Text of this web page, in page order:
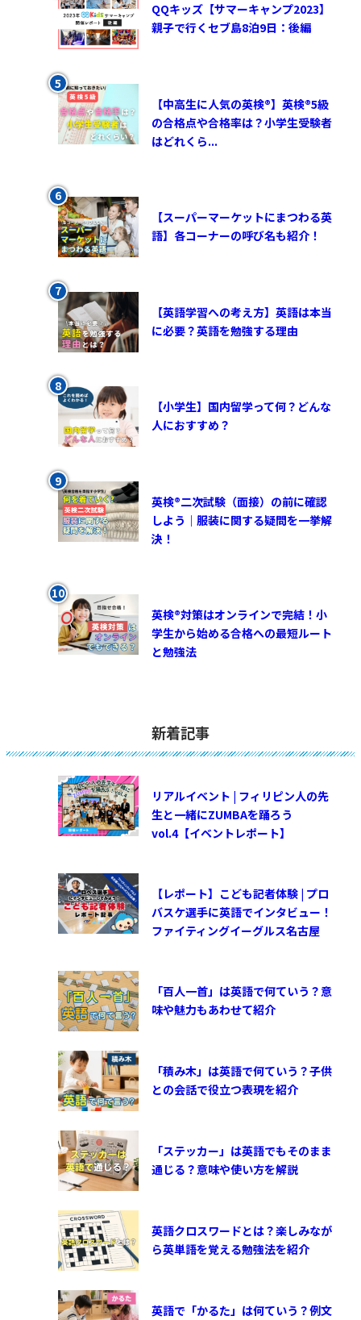
QQキッズ【サマーキャンプ2023】
親子で行くセブ島8泊9日：後編
【中高生に人気の英検®︎】英検®︎5級
の合格点や合格率は？小学生受験者
はどれくら...
【スーパーマーケットにまつわる英
語】各コーナーの呼び名も紹介！
【英語学習への考え方】英語は本当
に必要？英語を勉強する理由
【小学生】国内留学って何？どんな
人におすすめ？
英検®︎二次試験（面接）の前に確認
しよう｜服装に関する疑問を一挙解
決！
英検®対策はオンラインで完結！小
学生から始める合格への最短ルート
と勉強法
新着記事
リアルイベント | フィリピン人の先
生と一緒にZUMBAを踊ろう
vol.4【イベントレポート】
【レポート】こども記者体験 | プロ
バスケ選手に英語でインタビュー！
ファイティングイーグルス名古屋
「百人一首」は英語で何ていう？意
味や魅力もあわせて紹介
「積み木」は英語で何ていう？子供
との会話で役立つ表現を紹介
「ステッカー」は英語でもそのまま
通じる？意味や使い方を解説
英語クロスワードとは？楽しみなが
ら英単語を覚える勉強法を紹介
英語で「かるた」は何ていう？例文